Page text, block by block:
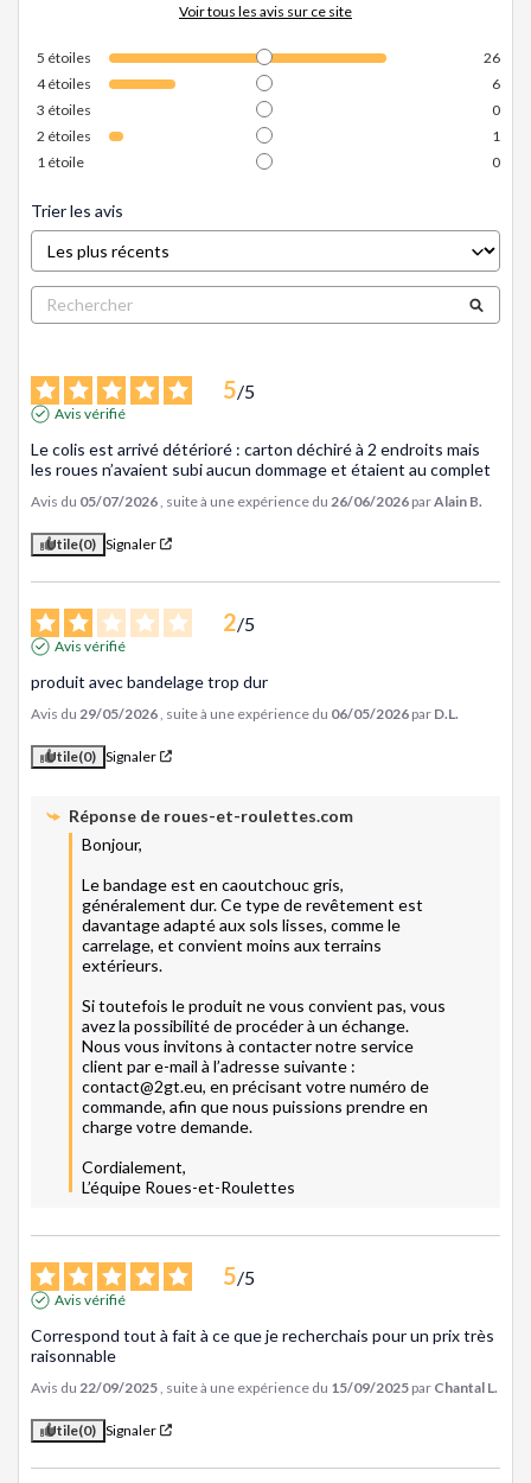
Voir tous les avis sur ce site
5 étoiles
26
4étoiles
6
3 étoiles
0
2 étoiles
1
1 étoile 0
Trier les avis
5/5
Avis vérifié
Le colis est arrivé détérioré : carton déchiré à 2 endroits mais
les roues n’avaient subi aucun dommage et étaient au complet
Avis du 05/07/2026 , suite à une expérience du 26/06/2026 parAlain B.
Utile(0) Signaler
2/5
Avis vérifié
produit avec bandelage trop dur
Avis du 29/05/2026 , suite à une expérience du 06/05/2026 par D.L.
Utile(0) Signaler
Réponse de roues-et-roulettes.com
Bonjour,
Le bandage est en caoutchouc gris,
généralement dur. Ce type de revêtement est
davantage adapté aux sols lisses, comme le
carrelage, et convient moins aux terrains
extérieurs.
Si toutefois le produit ne vous convient pas, vous
avez la possibilité de procéder à un échange.
Nous vous invitons à contacter notre service
client par e-mail à l’adresse suivante :
contact@2gt.eu, en précisant votre numéro de
commande, afin que nous puissions prendre en
charge votre demande.
Cordialement,
L’équipe Roues-et-Roulettes
5/5
Avis vérifié
Correspond tout à fait à ce que je recherchais pour un prix très
raisonnable
Avis du 22/09/2025 , suite à une expérience du 15/09/2025 par Chantal L.
Utile(0) Signaler